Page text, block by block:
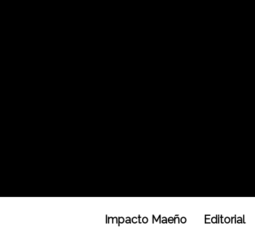
Impacto Maeño Editorial